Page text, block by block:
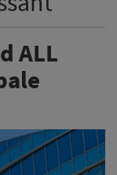
ALL